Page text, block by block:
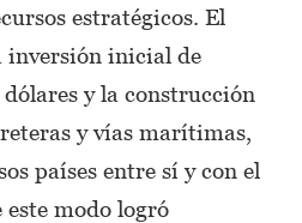
estratégicos. El
inversión inicial de
y la construcción
y vías marítimas,
países entre sí y con el
modo logró